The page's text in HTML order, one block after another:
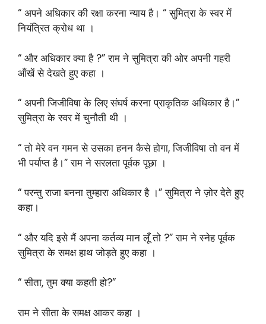
“ अपने अधिकार की रक्षा करना न्याय है। “ सुमित्रा के स्वर में
नियंत्रित क्रोध था ।
“ और अधिकार क्या है ?” राम ने सुमित्रा की ओर अपनी गहरी
ऑंखें से देखते हुए कहा ।
“ अपनी जिजीविषा के लिए संघर्ष करना प्राकृतिक अधिकार है।”
सुमित्रा के स्वर में चुनौती थी ।
“ तो मेरे वन गमन से उसका हनन कैसे होगा, जिजीविषा तो वन में
भी पर्याप्त है।” राम ने सरलता पूर्वक पूछा ।
“ परन्तु राजा बनना तुम्हारा अधिकार है ।” सुमित्रा ने ज़ोर देते हुए
कहा।
“ और यदि इसे मैं अपना कर्तव्य मान लूँ तो ?” राम ने स्नेह पूर्वक
सुमित्रा के समक्ष हाथ जोड़ते हुए कहा ।
“ सीता, तुम क्या कहती हो?”
राम ने सीता के समक्ष आकर कहा ।